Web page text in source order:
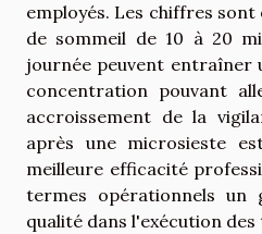
employés. Les chiffres sont
de sommeil de 10 à 20
journée peuvent entraîner
concentration pouvant
accroissement de la
après une microsieste
meilleure efficacité
termes opérationnels
qualité dans l'exécution des